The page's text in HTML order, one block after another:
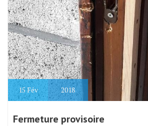
15Fév 2018
Fermeture provisoire